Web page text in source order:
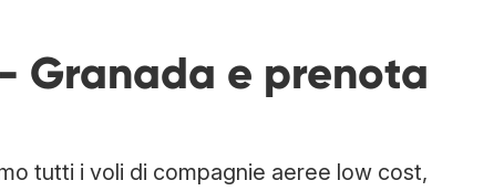
Granada e prenota
tutti i voli di compagnie aeree low cost,